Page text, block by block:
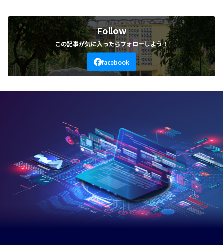
Follow
この記事が気に入ったらフォローしよう！
facebook